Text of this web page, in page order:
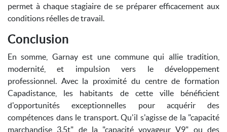
permet à chaque stagiaire de se préparer efficacement aux
conditions réelles de travail.
Conclusion
En somme, Garnay est une commune qui allie tradition,
modernité, et impulsion vers le développement
professionnel. Avec la proximité du centre de formation
Capadistance, les habitants de cette ville bénéficient
d'opportunités exceptionnelles pour acquérir des
compétences dans le transport. Qu'il s'agisse de la "capacité
marchandise 3.5t", de la "capacité voyageur V9", ou des